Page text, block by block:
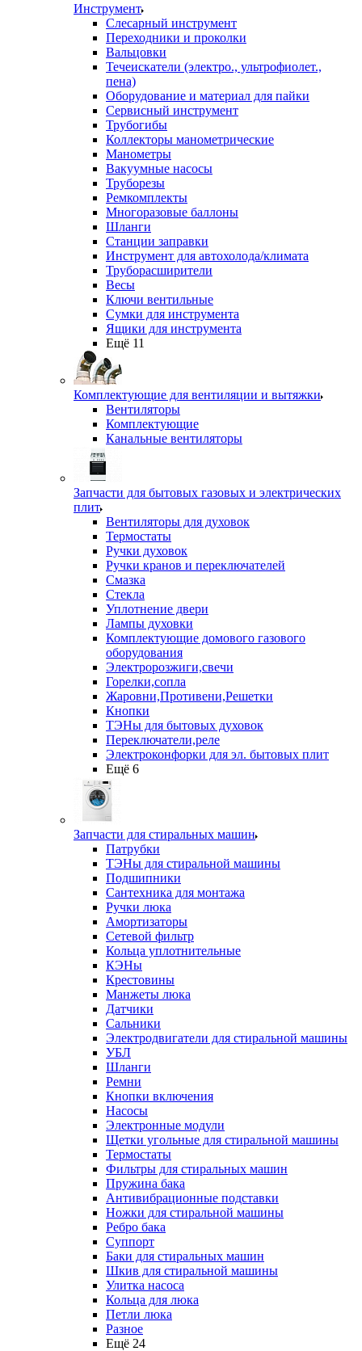
Инструмент
Слесарный инструмент
Переходники и проколки
Вальцовки
Течеискатели (электро., ультрофиолет.,
пена)
Оборудование и материал для пайки
Сервисный инструмент
Трубогибы
Коллекторы манометрические
Манометры
Вакуумные насосы
Труборезы
Ремкомплекты
Многоразовые баллоны
Шланги
Станции заправки
Инструмент для автохолода/климата
Труборасширители
Весы
Ключи вентильные
Сумки для инструмента
Ящики для инструмента
Ещё 11
Комплектующие для вентиляции и вытяжки
Вентиляторы
Комплектующие
Канальные вентиляторы
Запчасти для бытовых газовых и электрических
плит
Вентиляторы для духовок
Термостаты
Ручки духовок
Ручки кранов и переключателей
Смазка
Стекла
Уплотнение двери
Лампы духовки
Комплектующие домового газового
оборудования
Электророзжиги,свечи
Горелки,сопла
Жаровни,Противени,Решетки
Кнопки
ТЭНы для бытовых духовок
Переключатели,реле
Электроконфорки для эл. бытовых плит
Ещё 6
Запчасти для стиральных машин
Патрубки
ТЭНы для стиральной машины
Подшипники
Сантехника для монтажа
Ручки люка
Амортизаторы
Сетевой фильтр
Кольца уплотнительные
КЭНы
Крестовины
Манжеты люка
Датчики
Сальники
Электродвигатели для стиральной машины
УБЛ
Шланги
Ремни
Кнопки включения
Насосы
Электронные модули
Щетки угольные для стиральной машины
Термостаты
Фильтры для стиральных машин
Пружина бака
Антивибрационные подставки
Ножки для стиральной машины
Ребро бака
Суппорт
Баки для стиральных машин
Шкив для стиральной машины
Улитка насоса
Кольца для люка
Петли люка
Разное
Ещё 24